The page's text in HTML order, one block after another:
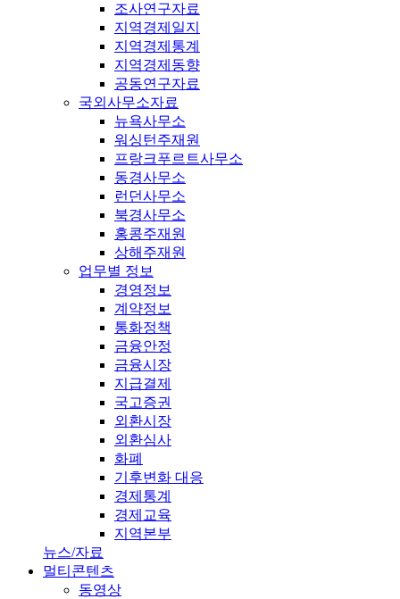
조사연구자료
지역경제일지
지역경제통계
지역경제동향
공동연구자료
국외사무소자료
뉴욕사무소
워싱턴주재원
프랑크푸르트사무소
동경사무소
런던사무소
북경사무소
홍콩주재원
상해주재원
업무별 정보
경영정보
계약정보
통화정책
금융안정
금융시장
지급결제
국고증권
외환시장
외환심사
화폐
기후변화 대응
경제통계
경제교육
지역본부
뉴스/자료
멀티콘텐츠
동영상